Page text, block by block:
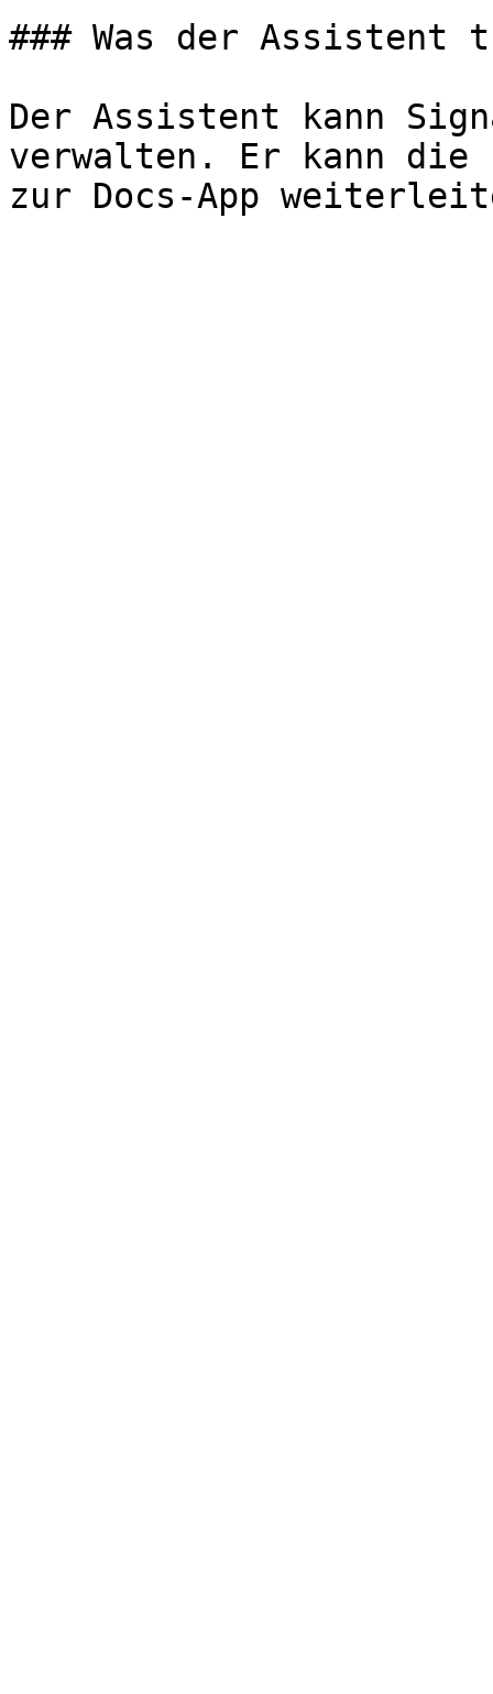
### Was der Assistent
Der Assistent kann
verwalten. Er kann die